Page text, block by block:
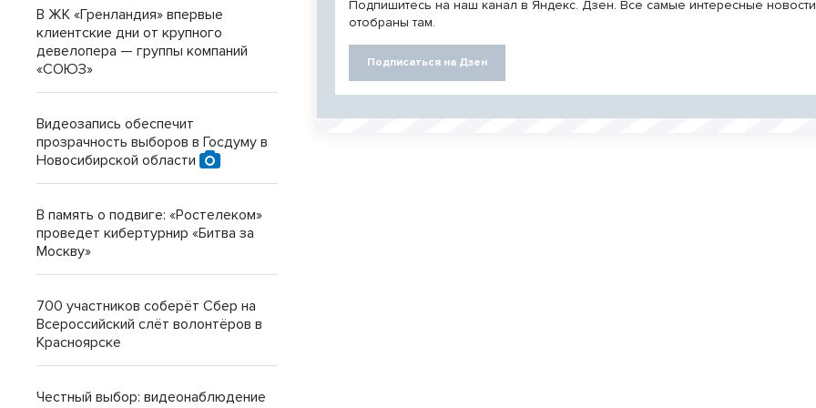
Подпишитесь на наш канал в Яндекс. Дзен. Все самые интересные новости
отобраны там.
Подписаться на Дзен
В ЖК «Гренландия» впервые
клиентские дни от крупного
девелопера — группы компаний
«СОЮЗ»
Видеозапись обеспечит
прозрачность выборов в Госдуму в
Новосибирской области
В память о подвиге: «Ростелеком»
проведет кибертурнир «Битва за
Москву»
700 участников соберёт Сбер на
Всероссийский слёт волонтёров в
Красноярске
Честный выбор: видеонаблюдение